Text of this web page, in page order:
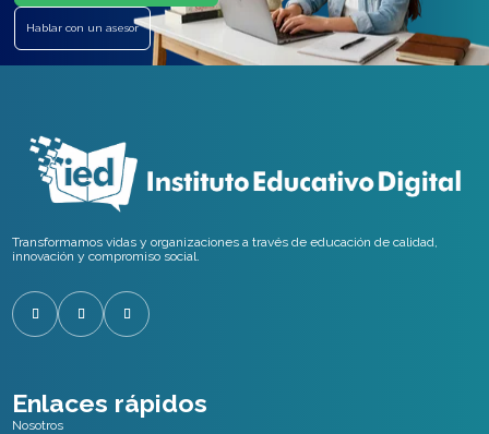
Hablar con un asesor
Transformamos vidas y organizaciones a través de educación de calidad,
innovación y compromiso social.
Enlaces rápidos
Nosotros